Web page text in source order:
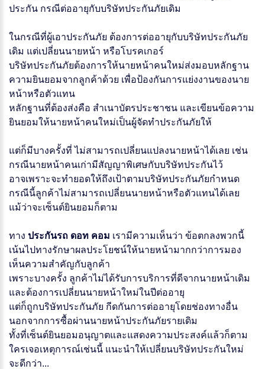
ประกัน กรณีต่ออายุกับบริษัทประกันภัยเดิม
ในกรณีที่ผู้เอาประกันภัย ต้องการต่ออายุกับบริษัทประกันภัย
เดิม แต่เปลี่ยนนายหน้า หรือโบรคเกอร์
บริษัทประกันภัยต้องการให้นายหน้าคนใหม่ส่งมอบหลักฐาน
ความยินยอมจากลูกค้าด้วย เพื่อป้องกันการแย่งงานของนาย
หน้าหรือตัวแทน
หลักฐานที่ต้องส่งคือ สำเนาบัตรประชาชน และเขียนข้อความ
ยินยอมให้นายหน้าคนใหม่เป็นผู้จัดทำประกันภัยให้
แต่ก็มีบางครั้งที่ ไม่สามารถเปลี่ยนแปลงนายหน้าได้เลย เช่น
กรณีนายหน้าคนเก่ามีสัญญาพิเศษกับบริษัทประกันไว้
อาจเพราะจะทำยอดให้ถึงเป้าตามบริษัทประกันภัยกำหนด
กรณีนี้ลูกค้าไม่สามารถเปลี่ยนนายหน้าหรือตัวแทนได้เลย
แม้ว่าจะเซ็นต์ยินยอมก็ตาม
ทาง ประกันรถ ดอท คอม เรามีความเห็นว่า ข้อตกลงพวกนี้
เน้นไปทางรักษาผลประโยชน์ให้นายหน้ามากกว่าการมอง
เห็นความสำคัญกับลูกค้า
เพราะบางครั้ง ลูกค้าไม่ได้รับการบริการที่ดีจากนายหน้าเดิม
และต้องการเปลี่ยนนายหน้าใหม่ในปีต่ออายุ
แต่ก็ถูกบริษัทประกันภัย กีดกันการต่ออายุโดยช่องทางอื่น
นอกจากการซื้อผ่านนายหน้าประกันภัยรายเดิม
ทั้งที่เซ็นต์ยินยอมอนุญาตและแสดงความประสงค์แล้วก็ตาม
ใครเจอเหตุการณ์เช่นนี้ แนะนำให้เปลี่ยนบริษัทประกันใหม่
จะดีกว่า...